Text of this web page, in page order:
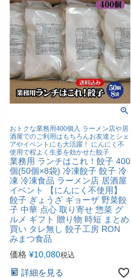
おトクな業務用400個入 ラーメン店や居
酒屋でのご利用はもちろんお友達とシェ
アやイベントにも大活躍！ にんにく不
使用で程よく生姜を効かせた餃子
業務用 ランチはこれ！餃子 400
個(50個×8袋) 冷凍餃子 餃子 冷
凍 冷凍食品 ラーメン店 居酒屋
イベント 【にんにく不使用】
餃子 ぎょうざ ギョーザ 野菜餃
子 中華 点心 取り寄せ 惣菜 グ
ルメ ギフト 贈り物 時短 まとめ
買い タレ無し 餃子工房 RON
みまつ食品
価格 ¥10,080税込
詳細を見る